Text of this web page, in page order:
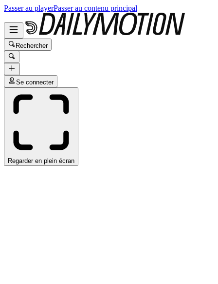
Passer au playerPasser au contenu principal
Rechercher
Se connecter
Regarder en plein écran